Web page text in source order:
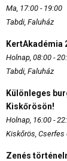
Ma, 17:00 - 19:00
Tabdi, Faluház
KertAkadémia
Holnap, 08:00 -
Tabdi, Faluház
Különleges
Kiskőrösön!
Holnap, 16:00 -
Kiskőrös, Cserfes
Zenés